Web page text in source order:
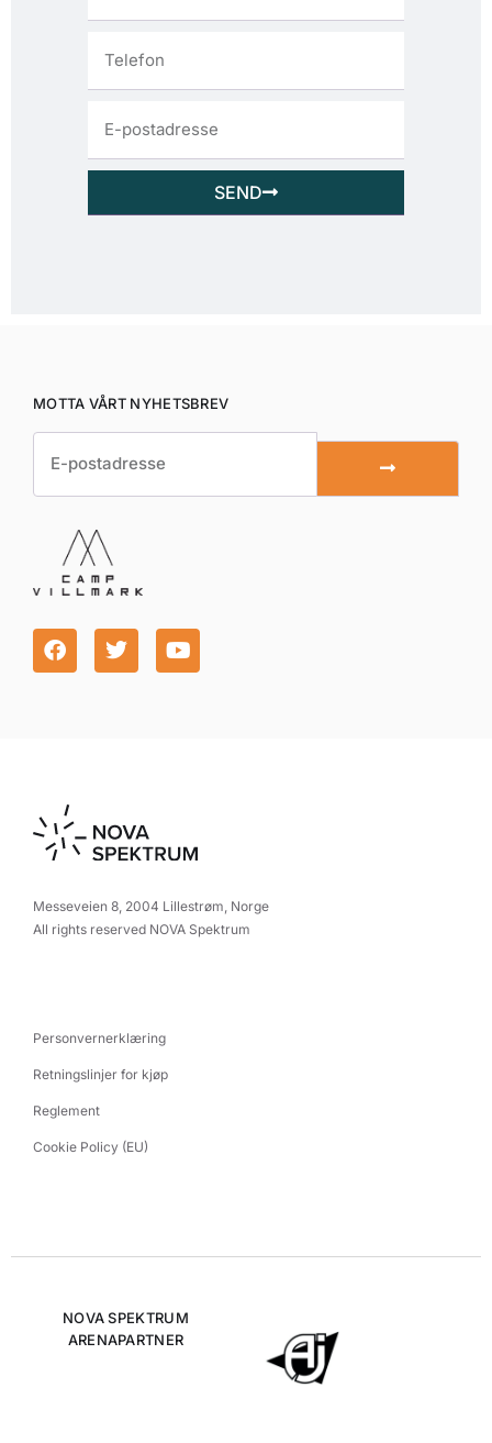
SEND
MOTTA VÅRT NYHETSBREV
Messeveien 8, 2004 Lillestrøm, Norge
All rights reserved NOVA Spektrum
Personvernerklæring
Retningslinjer for kjøp
Reglement
Cookie Policy (EU)
NOVA SPEKTRUM
ARENAPARTNER